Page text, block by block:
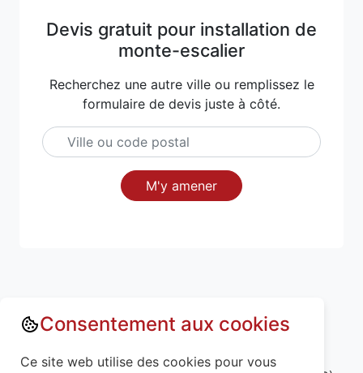
Devis gratuit pour installation de
monte-escalier
Recherchez une autre ville ou remplissez le
formulaire de devis juste à côté.
M'y amener
Annuaire : Monte escalier
Consentement aux cookies
Ce site web utilise des cookies pour vous